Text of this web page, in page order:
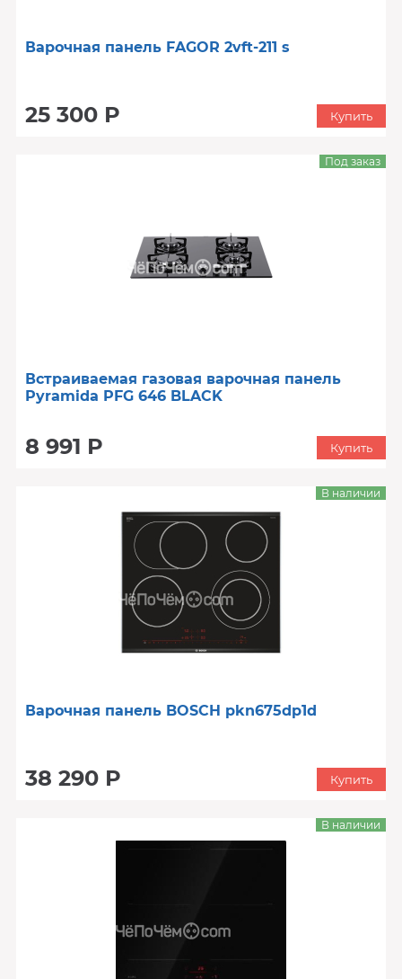
Варочная панель FAGOR 2vft-211 s
25 300 Р Купить
Встраиваемая газовая варочная панель
Pyramida PFG 646 BLACK
8 991 Р
Под заказ
Купить
Варочная панель BOSCH pkn675dp1d
38 290 Р
В наличии
Купить
В наличии